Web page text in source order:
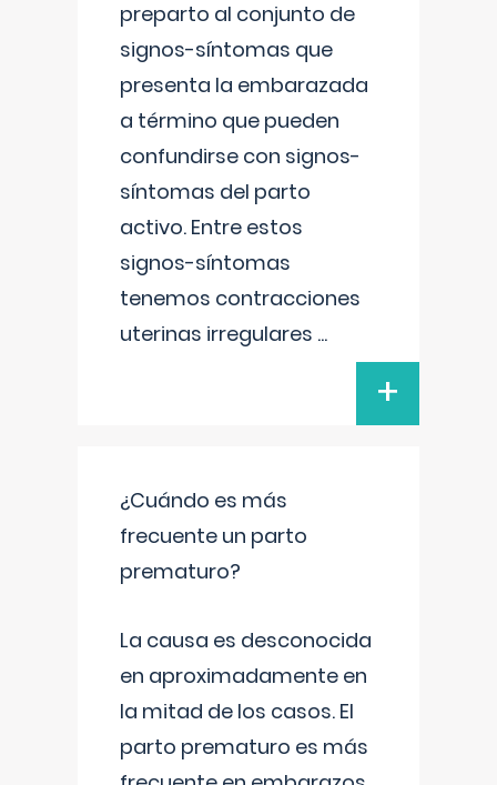
preparto al conjunto de
signos-síntomas que
presenta la embarazada
a término que pueden
confundirse con signos-
síntomas del parto
activo. Entre estos
signos-síntomas
tenemos contracciones
uterinas irregulares ...
+
¿Cuándo es más
frecuente un parto
prematuro?
La causa es desconocida
en aproximadamente en
la mitad de los casos. El
parto prematuro es más